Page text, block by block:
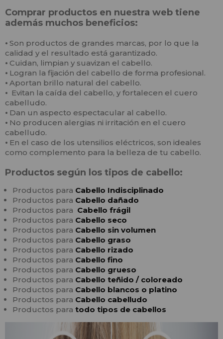
Comprar productos en nuestra web tiene
además muchos beneficios:
⦁ Son productos de grandes marcas, por lo que la
calidad y el resultado está garantizado.
⦁ Cuidan, limpian y suavizan el cabello.
⦁ Logran la fijación del cabello de forma profesional.
⦁ Aportan brillo natural del cabello.
⦁ Evitan la caída del cabello, y fortalecen el cuero
cabelludo.
⦁ Dan un aspecto espectacular al cabello.
⦁ No producen alergias ni irritación en el cuero
cabelludo.
⦁ En el caso de los utensilios eléctricos, son ideales
como complemento para la belleza de tu cabello.
Productos según los tipos de cabello:
Productos para Cabello Indisciplinado
Productos para Cabello dañado
Productos para Cabello frágil
Productos para Cabello seco
Productos para Cabello sin volumen
Productos para Cabello graso
Productos para Cabello rizado
Productos para Cabello fino
Productos para Cabello grueso
Productos para Cabello teñido / coloreado
Productos para Cabello blancos o platino
Productos para Cabello cabelludo
Productos para todo tipos de cabellos